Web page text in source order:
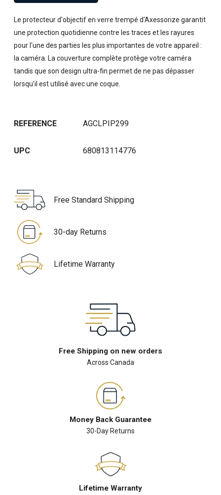
Le protecteur d'objectif en verre trempé d'Axessorize garantit
une protection quotidienne contre les traces et les rayures
pour l'une des parties les plus importantes de votre appareil :
la caméra. La couverture complète protège votre caméra
tandis que son design ultra-fin permet de ne pas dépasser
lorsqu'il est utilisé avec une coque.
REFERENCE AGCLPIP299
UPC 680813114776
Free Standard Shipping
30-day Returns
Lifetime Warranty
Free Shipping on new orders
Across Canada
Money Back Guarantee
30-Day Returns
Lifetime Warranty